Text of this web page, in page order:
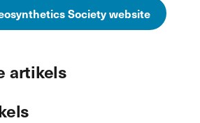
Society website
artikels